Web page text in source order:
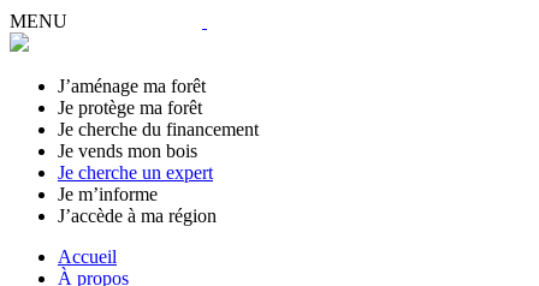
MENU
J’aménage ma forêt
Je protège ma forêt
Je cherche du financement
Je vends mon bois
Je cherche un expert
Je m’informe
J’accède à ma région
Accueil
À propos